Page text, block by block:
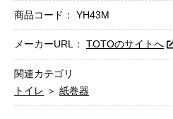
商品コード： YH43M
メーカーURL： TOTOのサイトへ
関連カテゴリ
トイレ ＞ 紙巻器